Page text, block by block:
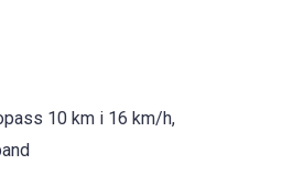
10 km i 16 km/h,